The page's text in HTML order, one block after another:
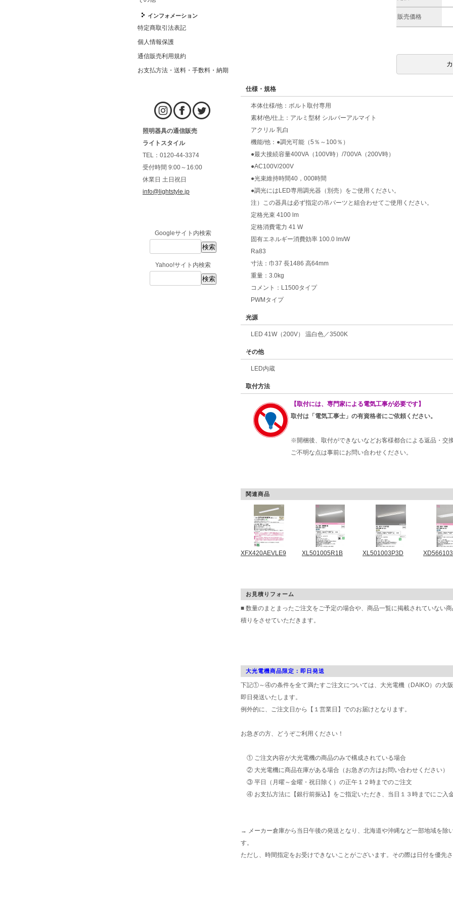
インフォメーション
特定商取引法表記
個人情報保護
通信販売利用規約
お支払方法・送料・手数料・納期
照明器具の通信販売
ライトスタイル
TEL：0120-44-3374
受付時間 9:00～16:00
休業日 土日祝日
info@lightstyle.jp
Googleサイト内検索
Yahoo!サイト内検索
販売価格
仕様・規格
本体仕様/他：ボルト取付専用
素材/色/仕上：アルミ型材 シルバーアルマイト
アクリル 乳白
機能/他：●調光可能（5％～100％）
●最大接続容量400VA（100V時）/700VA（200V時）
●AC100V/200V
●光束維持時間40，000時間
●調光にはLED専用調光器（別売）をご使用ください。
注）この器具は必ず指定の吊パーツと組合わせてご使用ください。
定格光束 4100 lm
定格消費電力 41 W
固有エネルギー消費効率 100.0 lm/W
Ra83
寸法：巾37 長1486 高64mm
重量：3.0kg
コメント：L1500タイプ
PWMタイプ
光源
LED 41W（200V） 温白色／3500K
その他
LED内蔵
取付方法
【取付には、専門家による電気工事が必要です】
取付は「電気工事士」の有資格者にご依頼ください。
※開梱後、取付ができないなどお客様都合による返品・交
ご不明な点は事前にお問い合わせください。
関連商品
XFX420AEVLE9 XL501005R1B XL501003P3D
お見積りフォーム
■ 数量のまとまったご注文をご予定の場合や、商品一覧に掲載されていない
積りをさせていただきます。
大光電機商品限定：即日発送
下記①～④の条件を全て満たすご注文については、大光電機（DAIKO）の大阪
即日発送いたします。
例外的に、ご注文日から【１営業日】でのお届けとなります。
お急ぎの方、どうぞご利用ください！
① ご注文内容が大光電機の商品のみで構成されている場合
② 大光電機に商品在庫がある場合（お急ぎの方はお問い合わせください）
③ 平日（月曜～金曜・祝日除く）の正午１２時までのご注文
④ お支払方法に【銀行前振込】をご指定いただき、当日１３時までにご入
→ メーカー倉庫から当日午後の発送となり、北海道や沖縄など一部地域を除
す。
ただし、時間指定をお受けできないことがございます。その際は日付を優先さ